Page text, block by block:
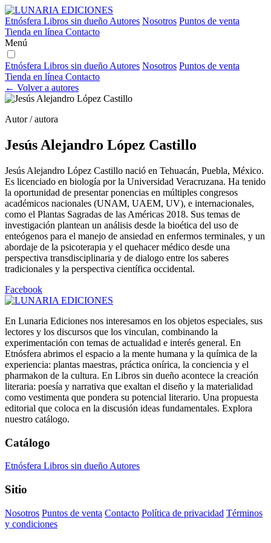
Etnósfera Libros sin dueño Autores Nosotros Puntos de venta
Tienda en línea Contacto
Menú
Etnósfera Libros sin dueño Autores Nosotros Puntos de venta
Tienda en línea Contacto
← Volver a autores
Autor / autora
Jesús Alejandro López Castillo
Jesús Alejandro López Castillo nació en Tehuacán, Puebla, México.
Es licenciado en biología por la Universidad Veracruzana. Ha tenido
la oportunidad de presentar ponencias en múltiples congresos
académicos nacionales (UNAM, UAEM, UV), e internacionales,
como el Plantas Sagradas de las Américas 2018. Sus temas de
investigación plantean un análisis desde la bioética del uso de
enteógenos para el manejo de ansiedad en enfermos terminales, y un
abordaje de la psicoterapia y el quehacer médico desde una
perspectiva transdisciplinaria y de dialogo entre los saberes
tradicionales y la perspectiva científica occidental.
Facebook
En Lunaria Ediciones nos interesamos en los objetos especiales, sus
lectores y los discursos que los vinculan, combinando la
experimentación con temas de actualidad e interés general. En
Etnósfera abrimos el espacio a la mente humana y la química de la
experiencia: plantas maestras, práctica onírica, la conciencia y el
pharmakon de la cultura. En Libros sin dueño acontece la creación
literaria: poesía y narrativa que exaltan el diseño y la materialidad
como vestimenta que pondera su potencial literario. Una propuesta
editorial que coloca en la discusión ideas fundamentales. Explora
nuestro catálogo.
Catálogo
Etnósfera Libros sin dueño Autores
Sitio
Nosotros Puntos de venta Contacto Política de privacidad Términos
y condiciones